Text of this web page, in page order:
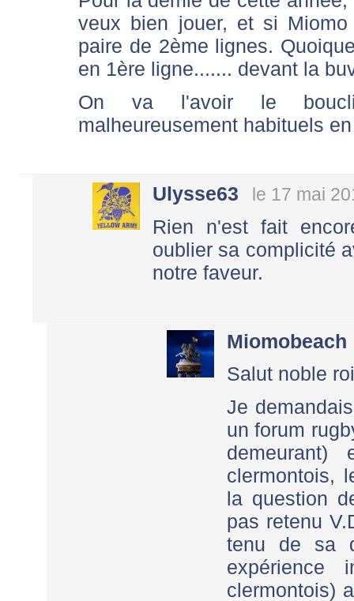
veux bien jouer, et si
paire de 2ème lignes.
en 1ère ligne....... devant la
On va l'avoir le
malheureusement habituels
Ulysse63 le 17 mai
Rien n'est fait
oublier sa complicité
notre faveur.
Miomobeach
Salut noble
Je
un forum
clermontois,
la question
pas retenu
tenu de sa
expérience
clermontois)